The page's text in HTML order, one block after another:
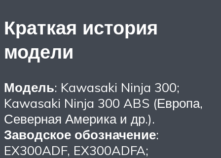
Краткая история
модели
Модель: Kawasaki Ninja 300;
Kawasaki Ninja 300 ABS (Европа,
Северная Америка и др.).
Заводское обозначение:
EX300ADF, EX300ADFA;